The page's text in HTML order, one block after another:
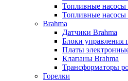
Топливные насосы
Топливные насосы
Brahma
Датчики Brahma
Блоки управления
Платы
Клапаны Brahma
Трансформаторы
Горелки